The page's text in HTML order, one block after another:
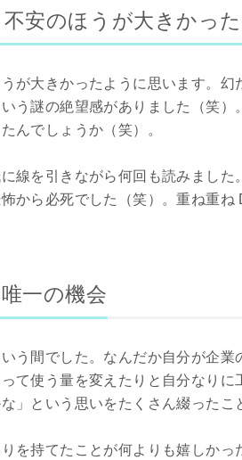
安のほうが大きかっ
が大きかったように思います。幻
う謎の絶望感がありました（笑）
んでしょうか（笑）。
線を引きながら何回も読みました
から必死でした（笑）。重ね重
一の機会
う間でした。なんだか自分が企業
て使う量を変えたりと自分なりに
」という思いをたくさん綴ったこ
を持てたことが何よりも嬉しかっ